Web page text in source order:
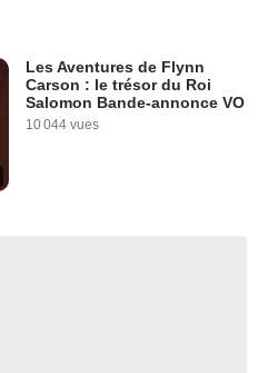
Les Aventures de Flynn
Carson : le trésor du Roi
Salomon Bande-annonce VO
10 044 vues